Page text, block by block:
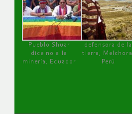
Pueblo Shuar
dice no a la
minería, Ecuador
defensora de la
tierra, Melchora,
Perú